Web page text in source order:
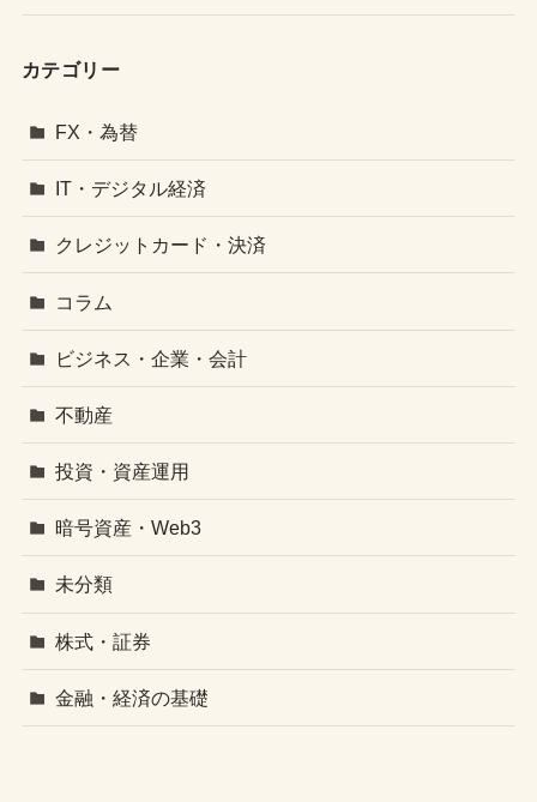
カテゴリー
FX・為替
IT・デジタル経済
クレジットカード・決済
コラム
ビジネス・企業・会計
不動産
投資・資産運用
暗号資産・Web3
未分類
株式・証券
金融・経済の基礎